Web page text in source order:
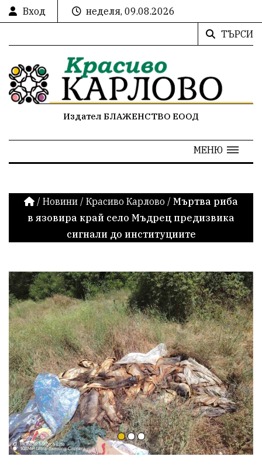
Вход
неделя, 09.08.2026
ТЪРСИ
Издател БЛАЖЕНСТВО ЕООД
МЕНЮ
/ Новини / Красиво Карлово / Мъртва риба
в язовира край село Мъдрец предизвика
сигнали до институциите